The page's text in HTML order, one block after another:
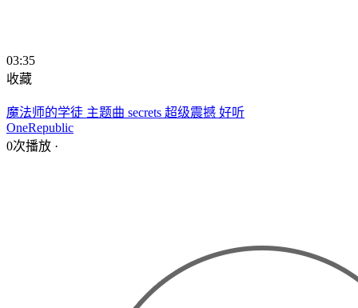
03:35
收藏
魔法师的学徒 主题曲 secrets 超级震撼 好听
OneRepublic
0次播放 ·